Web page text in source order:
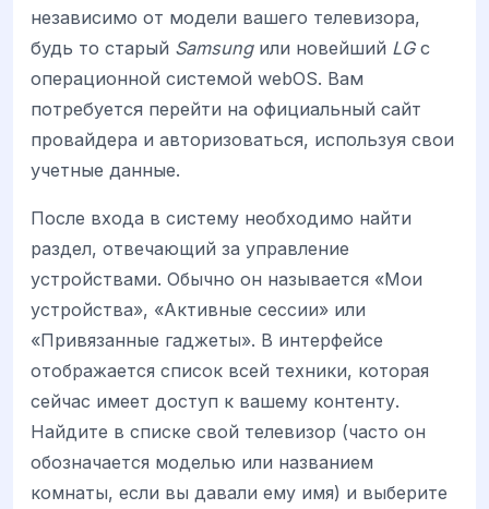
независимо от модели вашего телевизора,
будь то старый Samsungили новейший LGс
операционной системой webOS. Вам
потребуется перейти на официальный сайт
провайдера и авторизоваться, используя свои
учетные данные.
После входа в систему необходимо найти
раздел, отвечающий за управление
устройствами. Обычно он называется «Мои
устройства», «Активные сессии» или
«Привязанные гаджеты». В интерфейсе
отображается список всей техники, которая
сейчас имеет доступ к вашему контенту.
Найдите в списке свой телевизор (часто он
обозначается моделью или названием
комнаты, если вы давали ему имя) и выберите